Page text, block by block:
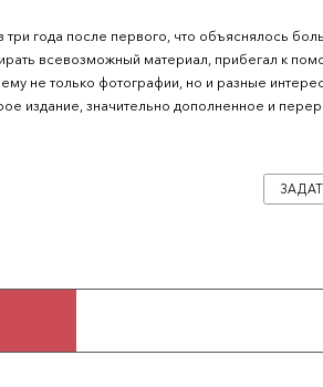
года после первого, что объяснялось
всевозможный материал, прибегал к
не только фотографии, но и разные
издание, значительно дополненное и
портретов таких известных балерин
К. Брианца и многих других, а также
Плещеева. Был женат на актрисе Е. Н.